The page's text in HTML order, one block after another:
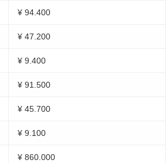
¥ 94.400
¥ 47.200
¥ 9.400
¥ 91.500
¥ 45.700
¥ 9.100
¥ 860.000